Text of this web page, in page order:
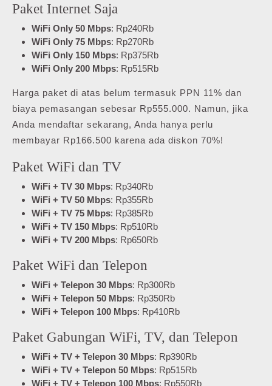
Paket Internet Saja
WiFi Only 50 Mbps: Rp240Rb
WiFi Only 75 Mbps: Rp270Rb
WiFi Only 150 Mbps: Rp375Rb
WiFi Only 200 Mbps: Rp515Rb
Harga paket di atas belum termasuk PPN 11% dan
biaya pemasangan sebesar Rp555.000. Namun, jika
Anda mendaftar sekarang, Anda hanya perlu
membayar Rp166.500 karena ada diskon 70%!
Paket WiFi dan TV
WiFi + TV 30 Mbps: Rp340Rb
WiFi + TV 50 Mbps: Rp355Rb
WiFi + TV 75 Mbps: Rp385Rb
WiFi + TV 150 Mbps: Rp510Rb
WiFi + TV 200 Mbps: Rp650Rb
Paket WiFi dan Telepon
WiFi + Telepon 30 Mbps: Rp300Rb
WiFi + Telepon 50 Mbps: Rp350Rb
WiFi + Telepon 100 Mbps: Rp410Rb
Paket Gabungan WiFi, TV, dan Telepon
WiFi + TV + Telepon 30 Mbps: Rp390Rb
WiFi + TV + Telepon 50 Mbps: Rp515Rb
WiFi + TV + Telepon 100 Mbps: Rp550Rb